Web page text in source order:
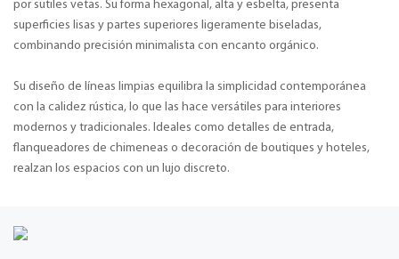
por sutiles vetas. Su forma hexagonal, alta y esbelta, presenta
superficies lisas y partes superiores ligeramente biseladas,
combinando precisión minimalista con encanto orgánico.
Su diseño de líneas limpias equilibra la simplicidad contemporánea
con la calidez rústica, lo que las hace versátiles para interiores
modernos y tradicionales. Ideales como detalles de entrada,
flanqueadores de chimeneas o decoración de boutiques y hoteles,
realzan los espacios con un lujo discreto.